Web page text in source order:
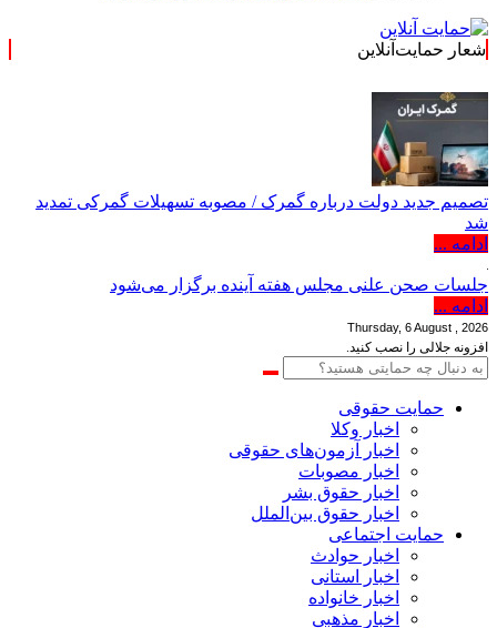
شعار حمایت‌آنلاین
تصمیم جدید دولت درباره گمرک / مصوبه تسهیلات گمرکی تمدید
شد
ادامه ...
جلسات صحن علنی مجلس هفته آینده برگزار می‌شود
ادامه ...
Thursday, 6 August , 2026
افزونه جلالی را نصب کنید.
حمایت حقوقی
اخبار وکلا
اخبار آزمون‌های حقوقی
اخبار مصوبات
اخبار حقوق بشر
اخبار حقوق بین‌الملل
حمایت اجتماعی
اخبار حوادث
اخبار استانی
اخبار خانواده
اخبار مذهبی